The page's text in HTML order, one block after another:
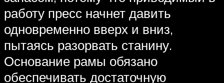
работу пресс начнет давить
одновременно вверх и вниз,
пытаясь разорвать станину.
Основание рамы обязано
обеспечивать достаточную